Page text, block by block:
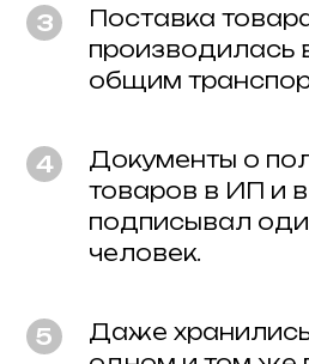
Поставка
производилась
общим
Документы о
товаров в ИП и
подписывал
человек.
Даже